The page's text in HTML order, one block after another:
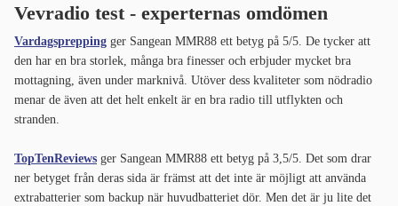
Vevradio test - experternas omdömen
Vardagsprepping ger Sangean MMR88 ett betyg på 5/5. De tycker att
den har en bra storlek, många bra finesser och erbjuder mycket bra
mottagning, även under marknivå. Utöver dess kvaliteter som nödradio
menar de även att det helt enkelt är en bra radio till utflykten och
stranden.
TopTenReviews ger Sangean MMR88 ett betyg på 3,5/5. Det som drar
ner betyget från deras sida är främst att det inte är möjligt att använda
extrabatterier som backup när huvudbatteriet dör. Men det är ju lite det